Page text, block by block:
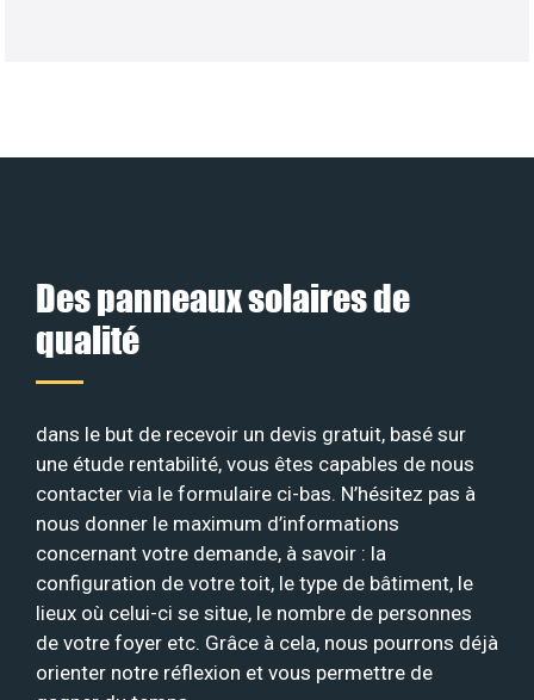
Des panneaux solaires de
qualité
dans le but de recevoir un devis gratuit, basé sur
une étude rentabilité, vous êtes capables de nous
contacter via le formulaire ci-bas. N’hésitez pas à
nous donner le maximum d’informations
concernant votre demande, à savoir : la
configuration de votre toit, le type de bâtiment, le
lieux où celui-ci se situe, le nombre de personnes
de votre foyer etc. Grâce à cela, nous pourrons déjà
orienter notre réflexion et vous permettre de